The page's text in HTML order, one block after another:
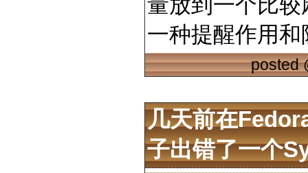
一种提醒作用
posted
几天前在
子出错了一个